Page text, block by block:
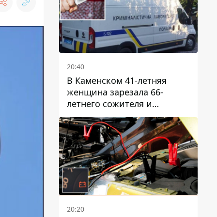
20:40
В Каменском 41-летняя
женщина зарезала 66-
летнего сожителя и
пыталась обмануть
полицейских
20:20